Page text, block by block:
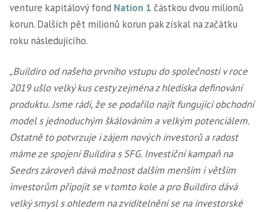
venture kapitálový fond Nation 1 částkou dvou milionů
korun. Dalších pět milionů korun pak získal na začátku
roku následujícího.
„Buildiro od našeho prvního vstupu do společnosti v roce
2019 ušlo velký kus cesty zejména z hlediska definování
produktu. Jsme rádi, že se podařilo najít fungující obchodní
model s jednoduchým škálováním a velkým potenciálem.
Ostatně to potvrzuje i zájem nových investorů a radost
máme ze spojení Buildira s SFG. Investiční kampaň na
Seedrs zároveň dává možnost dalším menším i větším
investorům připojit se v tomto kole a pro Buildiro dává
velký smysl s ohledem na zviditelnění se na investorské